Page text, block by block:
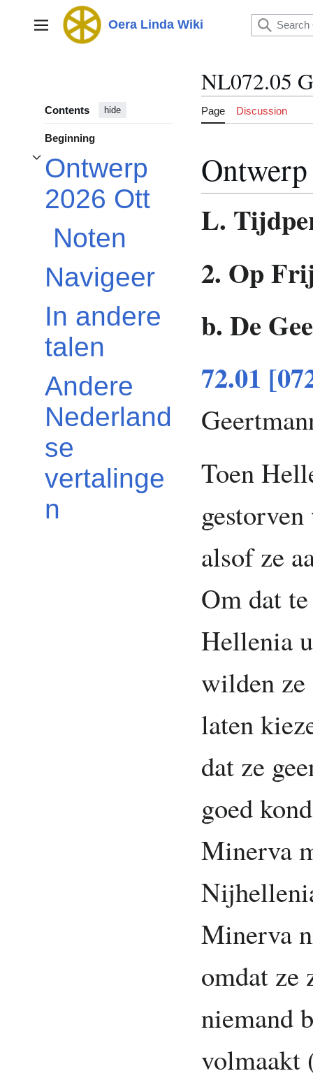
Main menu Oera Linda Wiki
Contents hide
Beginning
Ontwerp
2026 Ott
Toggle Ontwerp 2026 Ott subsection
Noten
Navigeer
In andere
talen
Andere
Nederland
se
vertalinge
n
NL072.05
Page Discussion
L.
2. Op
b. De
72.01
Toen
alsof ze
Om dat
Hellenia
wilden ze
laten
dat ze
goed
Minerva
Minerva
omdat ze
niemand
volmaakt